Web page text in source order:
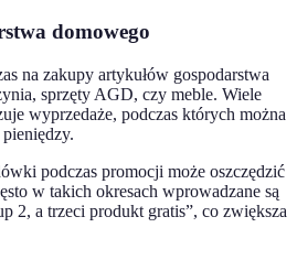
domowego
na zakupy artykułów gospodarstwa
sprzęty AGD, czy meble. Wiele
wyprzedaże, podczas których można
podczas promocji może oszczędzić
w takich okresach wprowadzane są
2, a trzeci produkt gratis”, co zwiększa